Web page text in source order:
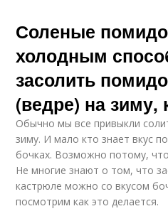
Соленые
холодным
засолить
(ведре) на зиму,
Обычно мы все привыкли
зиму. И мало кто знает вкус
бочках. Возможно потому,
Не многие знают о том, что
кастрюле можно со вкусом
посмотрим как это делается.